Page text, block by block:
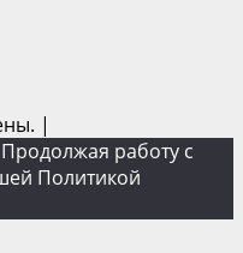
|
работу с
Политикой